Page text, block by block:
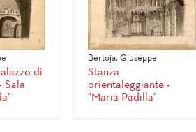
di
Sala
Bertoja, Giuseppe
Stanza
orientaleggiante -
"Maria Padilla"